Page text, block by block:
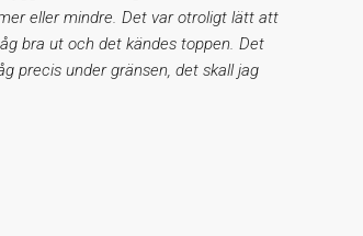
eller mindre. Det var otroligt lätt att
bra ut och det kändes toppen. Det
precis under gränsen, det skall jag